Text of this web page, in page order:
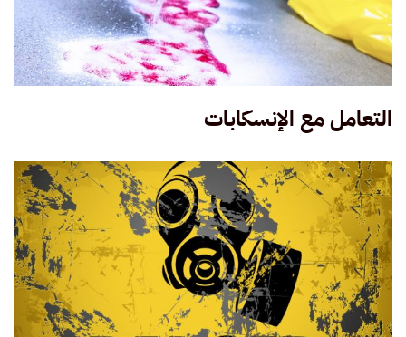
التعامل مع الإنسكابات